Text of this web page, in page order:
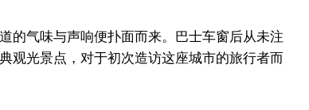
的气味与声响便扑面而来。巴士车窗后从未注
观光景点，对于初次造访这座城市的旅行者而